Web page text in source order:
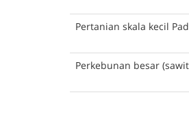
Pertanian skala kecil
Perkebunan besar